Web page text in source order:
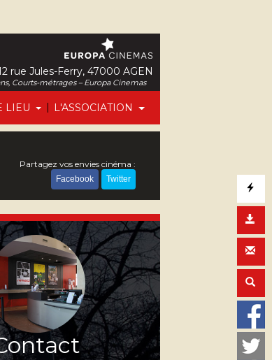
LIEU | L'ASSOCIATION
rue Jules-Ferry, 47000 AGEN
Courts-métrages – Europa Cinemas
Partagez vos envies cinéma :
Facebook Twitter